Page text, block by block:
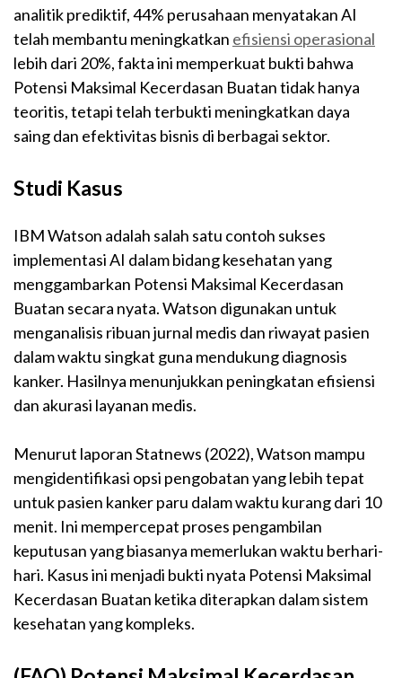
analitik prediktif, 44% perusahaan menyatakan AI
telah membantu meningkatkan efisiensi operasional
lebih dari 20%, fakta ini memperkuat bukti bahwa
Potensi Maksimal Kecerdasan Buatan tidak hanya
teoritis, tetapi telah terbukti meningkatkan daya
saing dan efektivitas bisnis di berbagai sektor.
Studi Kasus
IBM Watson adalah salah satu contoh sukses
implementasi AI dalam bidang kesehatan yang
menggambarkan Potensi Maksimal Kecerdasan
Buatan secara nyata. Watson digunakan untuk
menganalisis ribuan jurnal medis dan riwayat pasien
dalam waktu singkat guna mendukung diagnosis
kanker. Hasilnya menunjukkan peningkatan efisiensi
dan akurasi layanan medis.
Menurut laporan Statnews (2022), Watson mampu
mengidentifikasi opsi pengobatan yang lebih tepat
untuk pasien kanker paru dalam waktu kurang dari 10
menit. Ini mempercepat proses pengambilan
keputusan yang biasanya memerlukan waktu berhari-
hari. Kasus ini menjadi bukti nyata Potensi Maksimal
Kecerdasan Buatan ketika diterapkan dalam sistem
kesehatan yang kompleks.